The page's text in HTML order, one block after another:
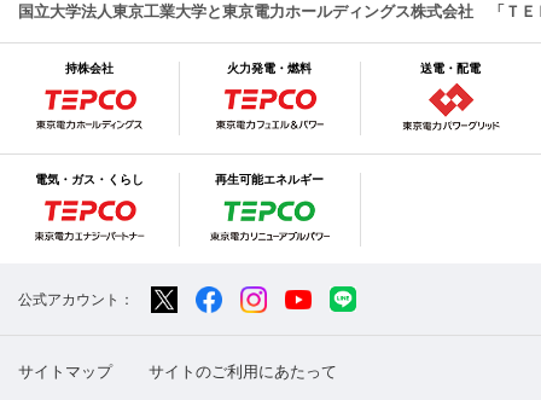
国立大学法人東京工業大学と東京電力ホールディングス株式会社 「Ｔ
持株会社 火力発電・燃料 送電・配電
電気・ガス・くらし 再生可能エネルギー
公式アカウント：
サイトマップ サイトのご利用にあたって